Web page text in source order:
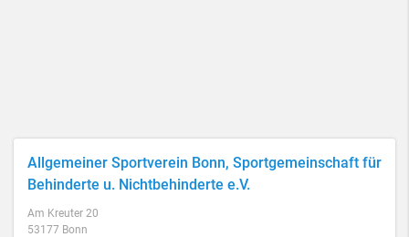
Allgemeiner Sportverein Bonn, Sportgemeinschaft für
Behinderte u. Nichtbehinderte e.V.
Am Kreuter 20
53177 Bonn